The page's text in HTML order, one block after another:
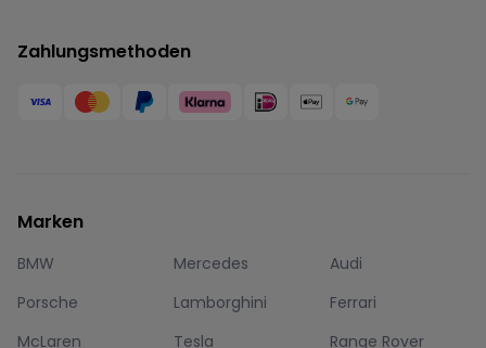
Zahlungsmethoden
Marken
BMW Mercedes
Audi
Porsche
Lamborghini
Ferrari
McLaren
Tesla
Range Rover